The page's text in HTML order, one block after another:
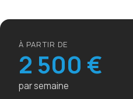
À PARTIR DE
2 500 €
par semaine